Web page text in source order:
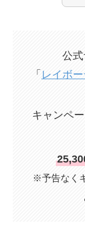
公
「 レイボ
キャンペ
※予告なく